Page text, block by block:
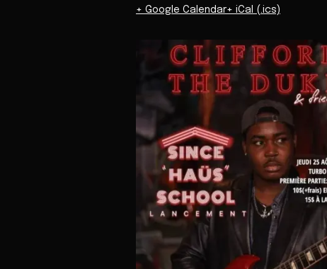
+ Google Calendar+ iCal (.ics)